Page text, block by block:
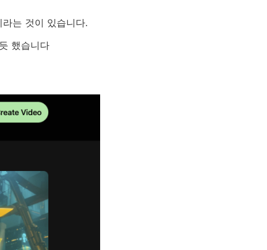
는 것이 있습니다.
했습니다